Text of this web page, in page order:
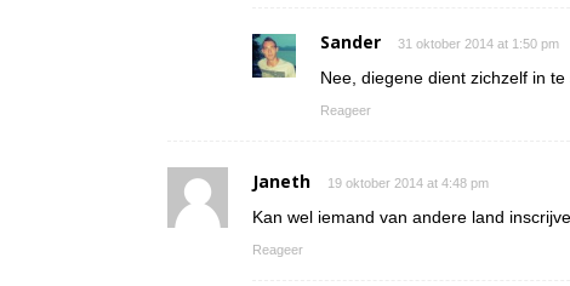
Sander 31 oktober 2014 at 1:50 pm
Nee, diegene dient zichzelf in te
Reageer
Janeth 19 oktober 2014 at 4:48 pm
Kan wel iemand van andere land
Reageer